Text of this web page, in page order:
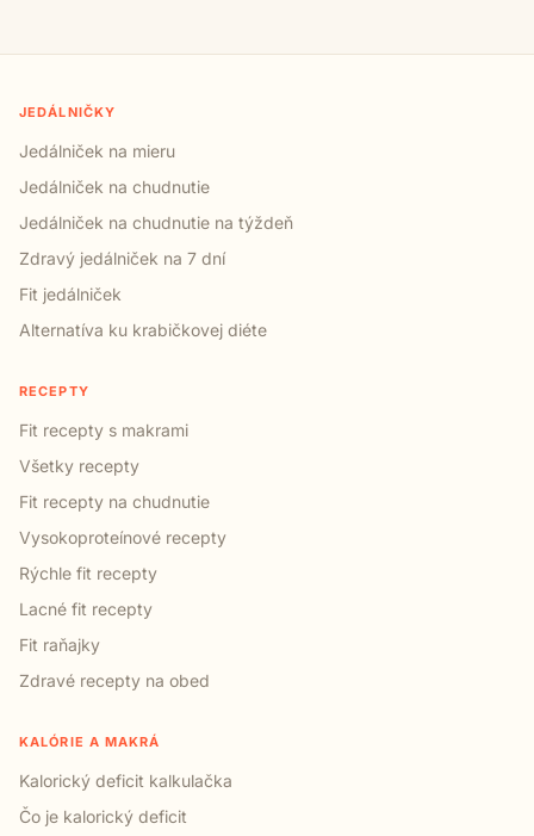
JEDÁLNIČKY
Jedálniček na mieru
Jedálniček na chudnutie
Jedálniček na chudnutie na týždeň
Zdravý jedálniček na 7 dní
Fit jedálniček
Alternatíva ku krabičkovej diéte
RECEPTY
Fit recepty s makrami
Všetky recepty
Fit recepty na chudnutie
Vysokoproteínové recepty
Rýchle fit recepty
Lacné fit recepty
Fit raňajky
Zdravé recepty na obed
KALÓRIE A MAKRÁ
Kalorický deficit kalkulačka
Čo je kalorický deficit